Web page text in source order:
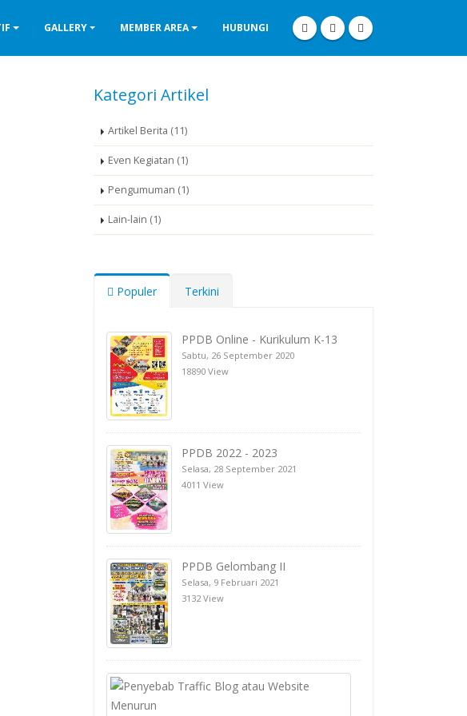
GALLERY MEMBER AREA HUBUNGI
Kategori Artikel
Artikel Berita (11)
Even Kegiatan (1)
Pengumuman (1)
Lain-lain (1)
Populer Terkini
PPDB Online - Kurikulum K-13
Sabtu, 26 September 2020
18890 View
PPDB 2022 - 2023
Selasa, 28 September 2021
4011 View
PPDB Gelombang II
Selasa, 9 Februari 2021
3132 View